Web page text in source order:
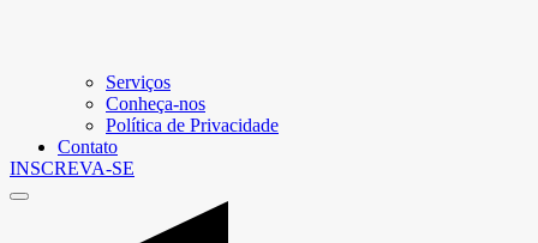
Serviços
Conheça-nos
Política de Privacidade
Contato
INSCREVA-SE